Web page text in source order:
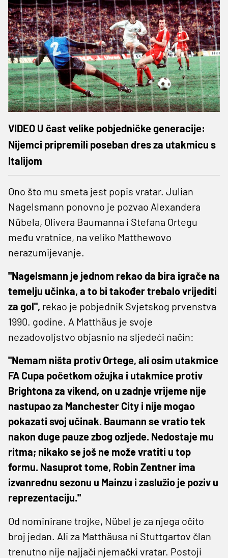
VIDEO U čast velike pobjedničke generacije:
Nijemci pripremili poseban dres za utakmicu s
Italijom
Ono što mu smeta jest popis vratar. Julian
Nagelsmann ponovno je pozvao Alexandera
Nübela, Olivera Baumanna i Stefana Ortegu
među vratnice, na veliko Matthewovo
nerazumijevanje.
"Nagelsmann je jednom rekao da bira igrače na
temelju učinka, a to bi također trebalo vrijediti
za gol", rekao je pobjednik Svjetskog prvenstva
1990. godine. A Matthäus je svoje
nezadovoljstvo objasnio na sljedeći način:
"Nemam ništa protiv Ortege, ali osim utakmice
FA Cupa početkom ožujka i utakmice protiv
Brightona za vikend, on u zadnje vrijeme nije
nastupao za Manchester City i nije mogao
pokazati svoj učinak. Baumann se vratio tek
nakon duge pauze zbog ozljede. Nedostaje mu
ritma; nikako se još ne može vratiti u top
formu. Nasuprot tome, Robin Zentner ima
izvanrednu sezonu u Mainzu i zaslužio je poziv u
reprezentaciju."
Od nominirane trojke, Nübel je za njega očito
broj jedan. Ali za Matthäusa ni Stuttgartov član
trenutno nije najjači njemački vratar. Postoji